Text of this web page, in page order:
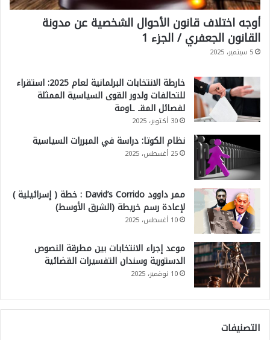
أوجه اختلاف قانون الأحوال الشخصية عن مدونة
القانون الجعفري / الجزء 1
5 سبتمبر، 2025
خارطة الانتخابات البرلمانية لعام 2025: استقراء
للتحالفات ولدور القوى السياسية الممثلة
لفصائل المقـ ـاومة
30 أكتوبر، 2025
نظام الكوتا: دراسة في المبررات السياسية
25 أغسطس، 2025
ممر داوود David’s Corrido : خطة ( إسرائيلية )
لإعادة رسم خريطة (الشرق الأوسط)
10 أغسطس، 2025
موعد إجراء الانتخابات بين مطرقة النصوص
الدستورية وسندان التفسيرات القضائية
10 نوفمبر، 2025
التصنيفات